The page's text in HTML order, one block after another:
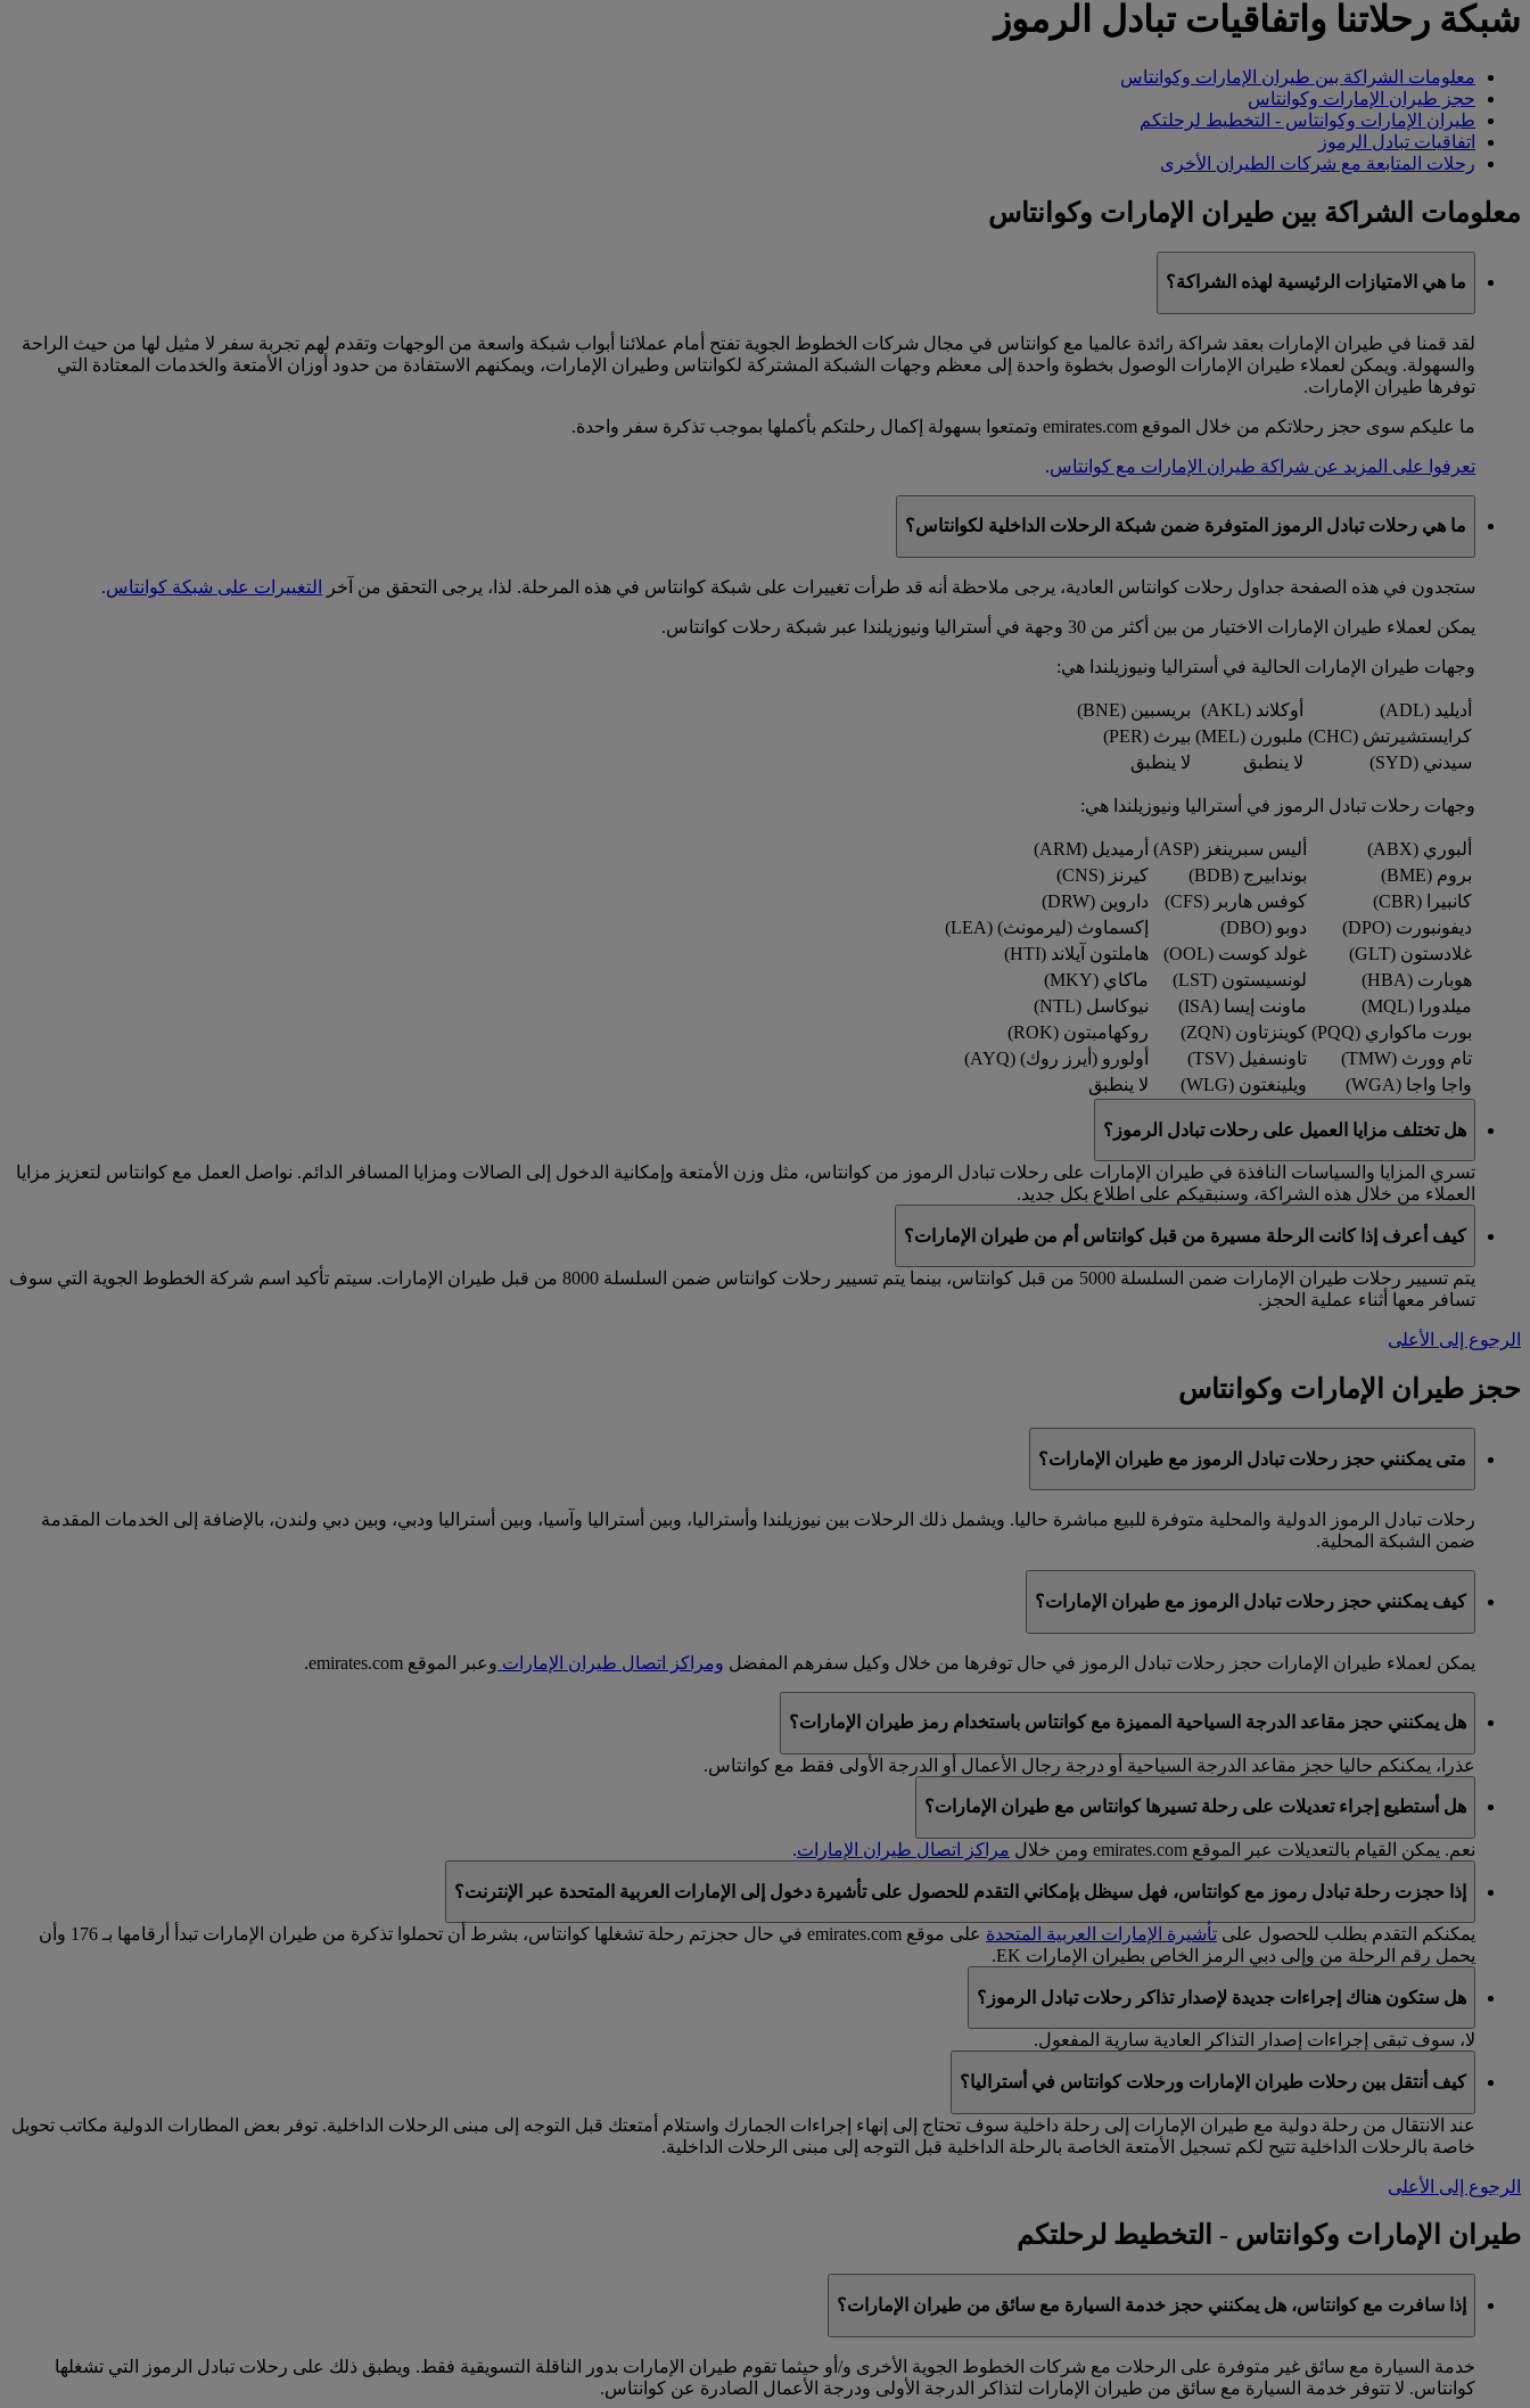
شبكة رحلاتنا واتفاقيات تبادل الرموز
معلومات الشراكة بين طيران الإمارات وكوانتاس
حجز طيران الإمارات وكوانتاس
طيران الإمارات وكوانتاس - التخطيط لرحلتكم
اتفاقيات تبادل الرموز
رحلات المتابعة مع شركات الطيران الأخرى
معلومات الشراكة بين طيران الإمارات وكوانتاس
ما هي الامتيازات الرئيسية لهذه الشراكة؟
لقد قمنا في طيران الإمارات بعقد شراكة رائدة عالميا مع كوانتاس في مجال شركات الخطوط الجوية تفتح أمام عملائنا أبواب شبكة واسعة من الوجهات وتقدم لهم تجربة سفر لا مثيل لها من حيث الراحة
والسهولة. ويمكن لعملاء طيران الإمارات الوصول بخطوة واحدة إلى معظم وجهات الشبكة المشتركة لكوانتاس وطيران الإمارات، ويمكنهم الاستفادة من حدود أوزان الأمتعة والخدمات المعتادة التي
توفرها طيران الإمارات.
ما عليكم سوى حجز رحلاتكم من خلال الموقع emirates.com وتمتعوا بسهولة إكمال رحلتكم بأكملها بموجب تذكرة سفر واحدة.
تعرفوا على المزيد عن شراكة طيران الإمارات مع كوانتاس.
ما هي رحلات تبادل الرموز المتوفرة ضمن شبكة الرحلات الداخلية لكوانتاس؟
ستجدون في هذه الصفحة جداول رحلات كوانتاس العادية، يرجى ملاحظة أنه قد طرأت تغييرات على شبكة كوانتاس في هذه المرحلة. لذا، يرجى التحقق من آخر التغييرات على شبكة كوانتاس.
يمكن لعملاء طيران الإمارات الاختيار من بين أكثر من 30 وجهة في أستراليا ونيوزيلندا عبر شبكة رحلات كوانتاس.
وجهات طيران الإمارات الحالية في أستراليا ونيوزيلندا هي:
أديليد (ADL) أوكلاند (AKL)
بريسبين (BNE)
كرايستشيرتش (CHC)
ملبورن (MEL)
بيرث (PER)
سيدني (SYD)
لا ينطبق لا ينطبق
وجهات رحلات تبادل الرموز في أستراليا ونيوزيلندا هي:
ألبوري (ABX) أليس سبرينغز (ASP)
أرميديل (ARM)
بروم (BME)
بوندابيرج (BDB)
كيرنز (CNS)
كانبيرا (CBR)
كوفس هاربر (CFS)
داروين (DRW)
ديفونبورت (DPO)
دوبو (DBO)
إكسماوث (ليرمونث) (LEA)
غلادستون (GLT)
غولد كوست (OOL)
هاملتون آيلاند (HTI)
هوبارت (HBA)
لونسيستون (LST)
ماكاي (MKY)
ميلدورا (MQL)
ماونت إيسا (ISA)
نيوكاسل (NTL)
بورت ماكواري (PQQ)
كوينزتاون (ZQN)
روكهامبتون (ROK)
تام وورث (TMW)
تاونسفيل (TSV)
أولورو (أيرز روك) (AYQ)
واجا واجا (WGA)
ويلينغتون (WLG) لا ينطبق
هل تختلف مزايا العميل على رحلات تبادل الرموز؟
تسري المزايا والسياسات النافذة في طيران الإمارات على رحلات تبادل الرموز من كوانتاس، مثل وزن الأمتعة وإمكانية الدخول إلى الصالات ومزايا المسافر الدائم. نواصل العمل مع كوانتاس لتعزيز مزايا
العملاء من خلال هذه الشراكة، وسنبقيكم على اطلاع بكل جديد.
كيف أعرف إذا كانت الرحلة مسيرة من قبل كوانتاس أم من طيران الإمارات؟
يتم تسيير رحلات طيران الإمارات ضمن السلسلة 5000 من قبل كوانتاس، بينما يتم تسيير رحلات كوانتاس ضمن السلسلة 8000 من قبل طيران الإمارات. سيتم تأكيد اسم شركة الخطوط الجوية التي سوف
تسافر معها أثناء عملية الحجز.
الرجوع إلى الأعلى
حجز طيران الإمارات وكوانتاس
متى يمكنني حجز رحلات تبادل الرموز مع طيران الإمارات؟
رحلات تبادل الرموز الدولية والمحلية متوفرة للبيع مباشرة حاليا. ويشمل ذلك الرحلات بين نيوزيلندا وأستراليا، وبين أستراليا وآسيا، وبين أستراليا ودبي، وبين دبي ولندن، بالإضافة إلى الخدمات المقدمة
ضمن الشبكة المحلية.
كيف يمكنني حجز رحلات تبادل الرموز مع طيران الإمارات؟
يمكن لعملاء طيران الإمارات حجز رحلات تبادل الرموز في حال توفرها من خلال وكيل سفرهم المفضل ومراكز اتصال طيران الإمارات وعبر الموقع emirates.com.
هل يمكنني حجز مقاعد الدرجة السياحية المميزة مع كوانتاس باستخدام رمز طيران الإمارات؟
عذرا، يمكنكم حاليا حجز مقاعد الدرجة السياحية أو درجة رجال الأعمال أو الدرجة الأولى فقط مع كوانتاس.
هل أستطيع إجراء تعديلات على رحلة تسيرها كوانتاس مع طيران الإمارات؟
نعم. يمكن القيام بالتعديلات عبر الموقع emirates.com ومن خلال مراكز اتصال طيران الإمارات.
إذا حجزت رحلة تبادل رموز مع كوانتاس، فهل سيظل بإمكاني التقدم للحصول على تأشيرة دخول إلى الإمارات العربية المتحدة عبر الإنترنت؟
يمكنكم التقدم بطلب للحصول على تأشيرة الإمارات العربية المتحدة
على موقع emirates.com في حال حجزتم رحلة تشغلها كوانتاس، بشرط أن تحملوا تذكرة من طيران الإمارات تبدأ أرقامها بـ 176 وأن
يحمل رقم الرحلة من وإلى دبي الرمز الخاص بطيران الإمارات EK.
هل ستكون هناك إجراءات جديدة لإصدار تذاكر رحلات تبادل الرموز؟
لا، سوف تبقى إجراءات إصدار التذاكر العادية سارية المفعول.
كيف أنتقل بين رحلات طيران الإمارات ورحلات كوانتاس في أستراليا؟
عند الانتقال من رحلة دولية مع طيران الإمارات إلى رحلة داخلية سوف تحتاج إلى إنهاء إجراءات الجمارك واستلام أمتعتك قبل التوجه إلى مبنى الرحلات الداخلية. توفر بعض المطارات الدولية مكاتب تحويل
خاصة بالرحلات الداخلية تتيح لكم تسجيل الأمتعة الخاصة بالرحلة الداخلية قبل التوجه إلى مبنى الرحلات الداخلية.
الرجوع إلى الأعلى
طيران الإمارات وكوانتاس - التخطيط لرحلتكم
إذا سافرت مع كوانتاس، هل يمكنني حجز خدمة السيارة مع سائق من طيران الإمارات؟
خدمة السيارة مع سائق غير متوفرة على الرحلات مع شركات الخطوط الجوية الأخرى و/أو حيثما تقوم طيران الإمارات بدور الناقلة التسويقية فقط. ويطبق ذلك على رحلات تبادل الرموز التي تشغلها
كوانتاس. لا تتوفر خدمة السيارة مع سائق من طيران الإمارات لتذاكر الدرجة الأولى ودرجة الأعمال الصادرة عن كوانتاس.